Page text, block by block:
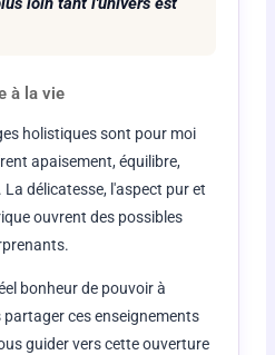
à la vie
holistiques sont pour moi
apaisement, équilibre,
La délicatesse, l'aspect pur et
ouvrent des possibles
bonheur de pouvoir à
ces enseignements
guider vers cette ouverture